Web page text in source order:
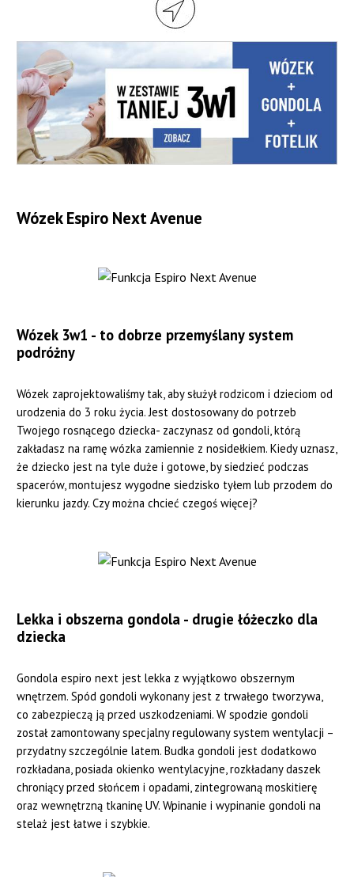
Wózek Espiro Next Avenue
Wózek 3w1 - to dobrze przemyślany system
podróżny
Wózek zaprojektowaliśmy tak, aby służył rodzicom i dzieciom od
urodzenia do 3 roku życia. Jest dostosowany do potrzeb
Twojego rosnącego dziecka- zaczynasz od gondoli, którą
zakładasz na ramę wózka zamiennie z nosidełkiem. Kiedy uznasz,
że dziecko jest na tyle duże i gotowe, by siedzieć podczas
spacerów, montujesz wygodne siedzisko tyłem lub przodem do
kierunku jazdy. Czy można chcieć czegoś więcej?
Lekka i obszerna gondola - drugie łóżeczko dla
dziecka
Gondola espiro next jest lekka z wyjątkowo obszernym
wnętrzem. Spód gondoli wykonany jest z trwałego tworzywa,
co zabezpieczą ją przed uszkodzeniami. W spodzie gondoli
został zamontowany specjalny regulowany system wentylacji –
przydatny szczególnie latem. Budka gondoli jest dodatkowo
rozkładana, posiada okienko wentylacyjne, rozkładany daszek
chroniący przed słońcem i opadami, zintegrowaną moskitierę
oraz wewnętrzną tkaninę UV. Wpinanie i wypinanie gondoli na
stelaż jest łatwe i szybkie.